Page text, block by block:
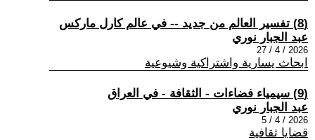
(8) تفسير العالم من جديد -- في عالم كارل ماركس
عبد الجبار نوري
2026 / 4 / 27
ابحاث يسارية واشتراكية وشيوعية
(9) سيمياء فضاءات - الثقافة - في العراق
عبد الجبار نوري
2026 / 4 / 5
قضايا ثقافية